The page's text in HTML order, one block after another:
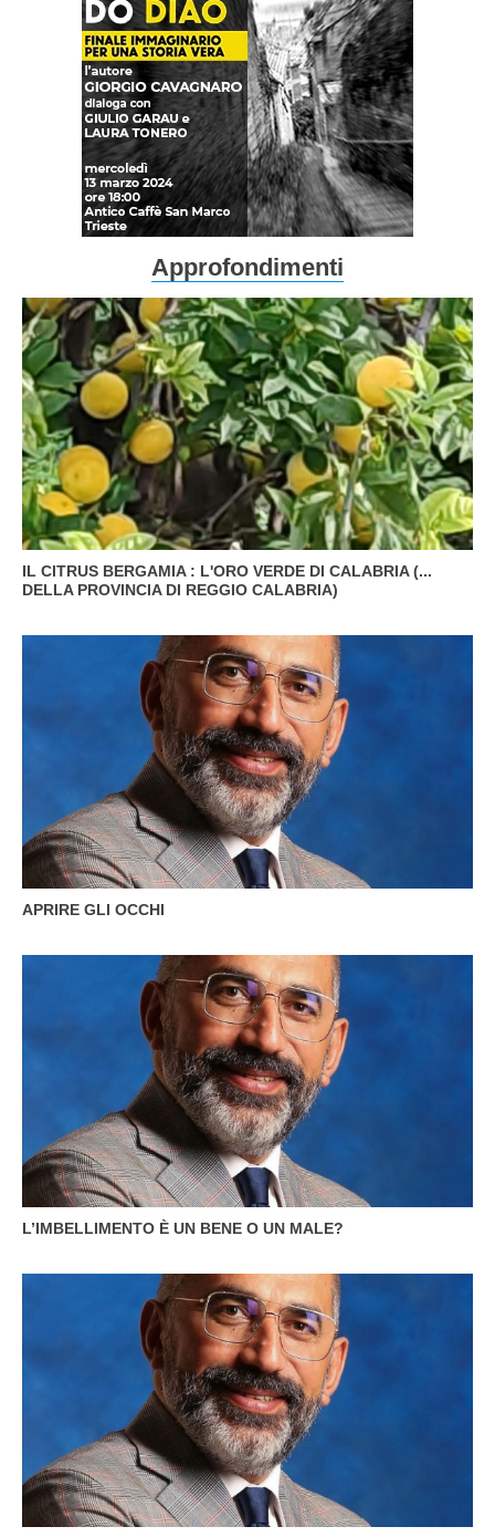
Approfondimenti
IL CITRUS BERGAMIA : L'ORO VERDE DI CALABRIA (...
DELLA PROVINCIA DI REGGIO CALABRIA)
APRIRE GLI OCCHI
L’IMBELLIMENTO È UN BENE O UN MALE?